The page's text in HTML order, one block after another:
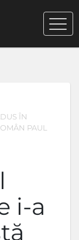
ÎN
PAUL
i-a